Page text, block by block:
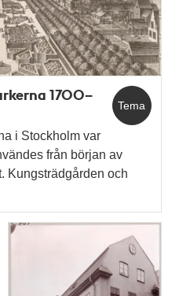
Tema
1700–
i Stockholm var
från början av
Kungsträdgården och